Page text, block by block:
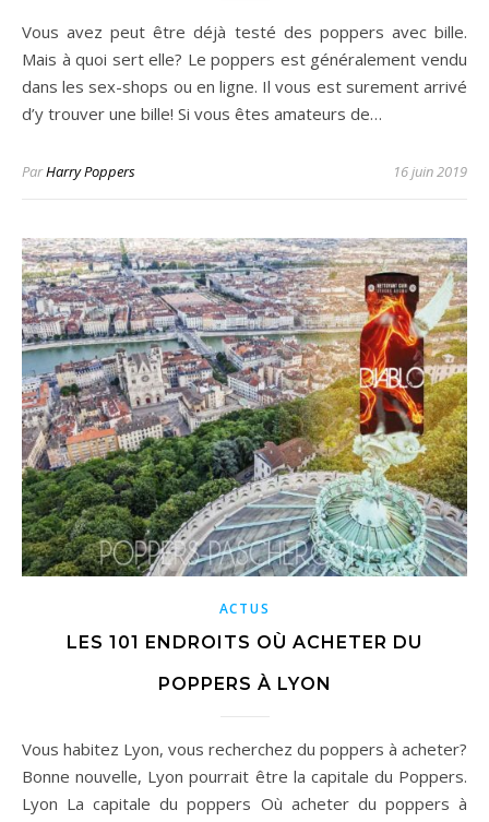
Vous avez peut être déjà testé des poppers avec bille.
Mais à quoi sert elle? Le poppers est généralement vendu
dans les sex-shops ou en ligne. Il vous est surement arrivé
d’y trouver une bille! Si vous êtes amateurs de…
ParHarry Poppers 16 juin 2019
ACTUS
LES 101 ENDROITS OÙ ACHETER DU
POPPERS À LYON
Vous habitez Lyon, vous recherchez du poppers à acheter?
Bonne nouvelle, Lyon pourrait être la capitale du Poppers.
Lyon La capitale du poppers Où acheter du poppers à